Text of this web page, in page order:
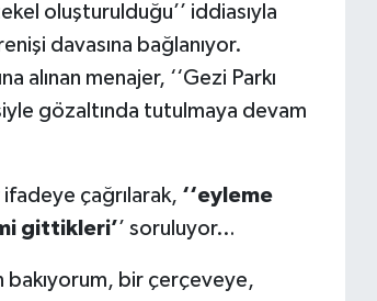
oluşturulduğu’’ iddiasıyla
davasına bağlanıyor.
alınan menajer, ‘‘Gezi Parkı
gözaltında tutulmaya devam
ifadeye çağrılarak, ‘‘eyleme
gittikleri’’ soruluyor…
bakıyorum, bir çerçeveye,